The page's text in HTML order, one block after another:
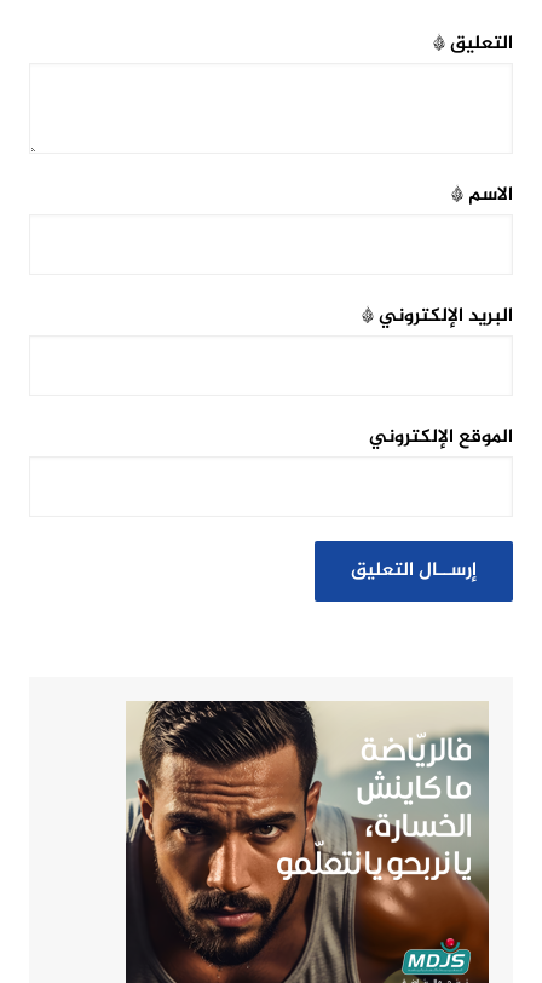
التعليق*
الاسم*
البريد الإلكتروني*
الموقع الإلكتروني